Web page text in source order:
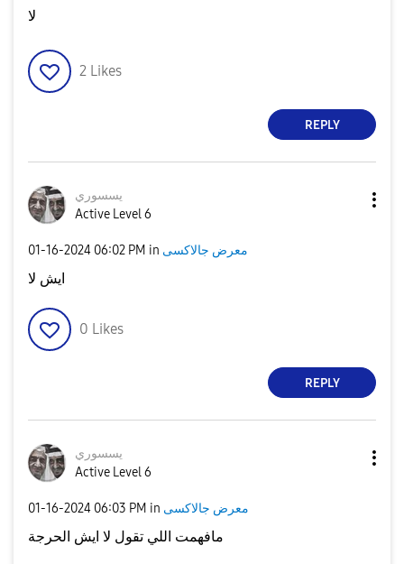
لا
2 Likes
REPLY
يسسوري
Active Level 6
‎01-16-2024 06:02 PM in معرض جالاكسى
ايش لا
0 Likes
REPLY
يسسوري
Active Level 6
‎01-16-2024 06:03 PM in معرض جالاكسى
مافهمت اللي تقول لا ايش الحرجة